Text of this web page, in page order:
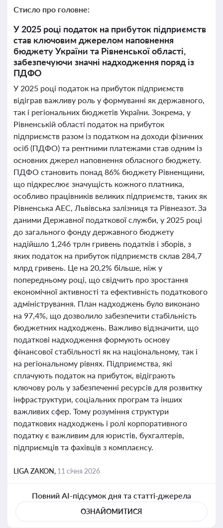
Стисло про головне:
У 2025 році податок на прибуток підприємств
став ключовим джерелом наповнення
бюджету України та Рівненської області,
забезпечуючи значні надходження поряд із
ПДФО
У 2025 році податок на прибуток підприємств
відіграв важливу роль у формуванні як державного,
так і регіональних бюджетів України. Зокрема, у
Рівненській області податок на прибуток
підприємств разом із податком на доходи фізичних
осіб (ПДФО) та рентними платежами став одним із
основних джерел наповнення обласного бюджету.
ПДФО становить понад 86% бюджету Рівненщини,
що підкреслює значущість кожного платника,
особливо працівників великих підприємств, таких як
Рівненська АЕС, Львівська залізниця та Рівнеазот. За
даними Державної податкової служби, у 2025 році
до загального фонду державного бюджету
надійшло 1,246 трлн гривень податків і зборів, з
яких податок на прибуток підприємств склав 284,7
млрд гривень. Це на 20,2% більше, ніж у
попередньому році, що свідчить про зростання
економічної активності та ефективність податкового
адміністрування. План надходжень було виконано
на 97,4%, що дозволило забезпечити стабільність
бюджетних надходжень. Важливо відзначити, що
податкові надходження формують основу
фінансової стабільності як на національному, так і
на регіональному рівнях. Підприємства, які
сплачують податок на прибуток, відіграють
ключову роль у забезпеченні ресурсів для розвитку
інфраструктури, соціальних програм та інших
важливих сфер. Тому розуміння структури
податкових надходжень і ролі корпоративного
податку є важливим для юристів, бухгалтерів,
підприємців та фахівців з комплаєнсу.
LIGA ZAKON, 11 січня 2026
Повний AI-підсумок дня та статті-джерела
ОЗНАЙОМИТИСЯ